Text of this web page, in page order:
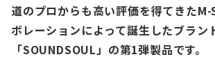
道のプロからも高い評価を得てきたM-
ボレーションによって誕生したブラン
「SOUNDSOUL」の第1弾製品です。